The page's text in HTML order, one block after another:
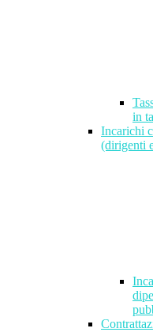
in
Incarichi
(dirigenti